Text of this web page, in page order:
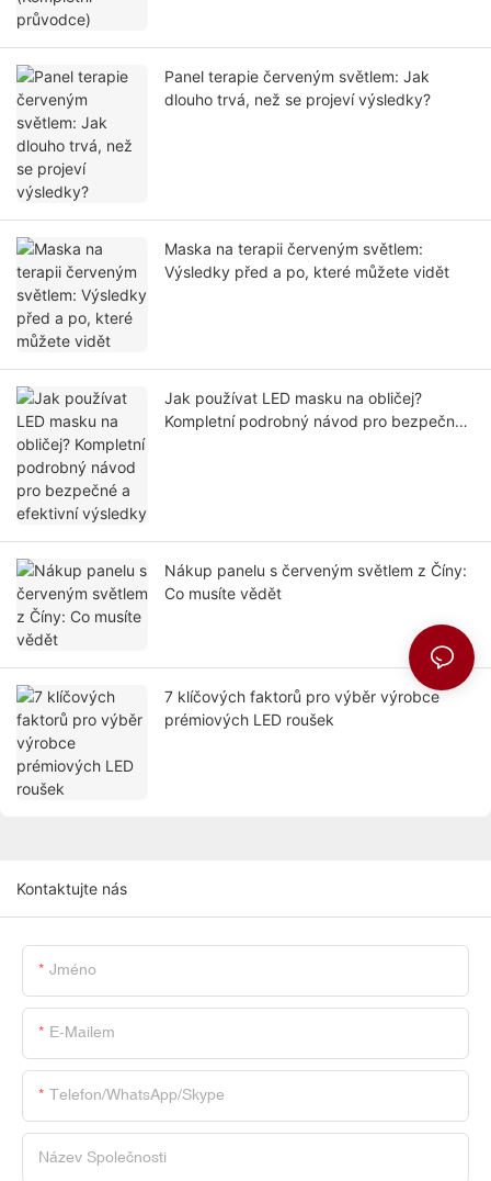
Panel terapie červeným světlem: Jak
dlouho trvá, než se projeví výsledky?
Maska na terapii červeným světlem:
Výsledky před a po, které můžete vidět
Jak používat LED masku na obličej?
Kompletní podrobný návod pro bezpečné
Nákup panelu s červeným světlem z Číny:
Co musíte vědět
7 klíčových faktorů pro výběr výrobce
prémiových LED roušek
Kontaktujte nás
Jméno
E-Mailem
Telefon/whatsApp/skype
Název Společnosti